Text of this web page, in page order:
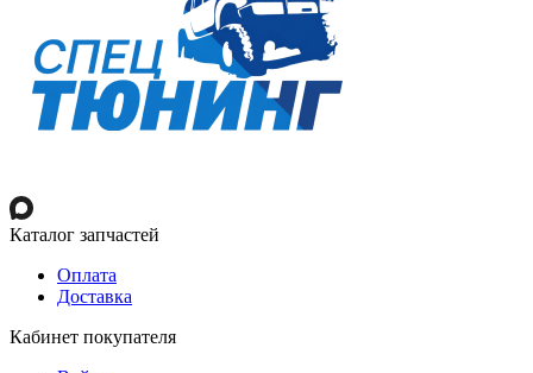
Каталог запчастей
Оплата
Доставка
Кабинет покупателя